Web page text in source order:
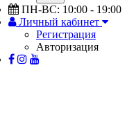
ПН-ВС: 10:00 - 19:00
Личный кабинет
Регистрация
Авторизация